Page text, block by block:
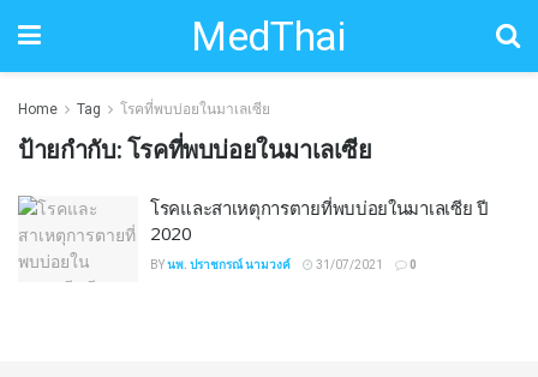
MedThai
Home Tag โรคที่พบบ่อยในมาเลเซีย
ป้ายกำกับ: โรคที่พบบ่อยในมาเลเซีย
โรคและสาเหตุการตายที่พบบ่อยในมาเลเซีย ปี
2020
BYนพ. ปราชกรณ์ นามวงค์ 31/07/2021 0